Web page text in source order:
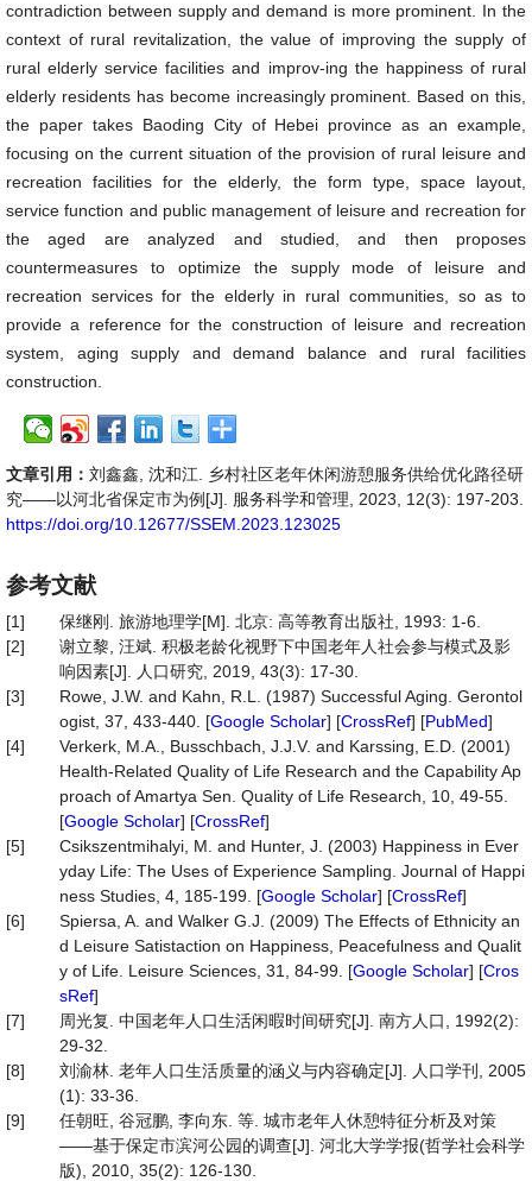
contradiction between supply and demand is more prominent. In the
context of rural revitalization, the value of improving the supply of
rural elderly service facilities and improv-ing the happiness of rural
elderly residents has become increasingly prominent. Based on this,
the paper takes Baoding City of Hebei province as an example,
focusing on the current situation of the provision of rural leisure and
recreation facilities for the elderly, the form type, space layout,
service function and public management of leisure and recreation for
the aged are analyzed and studied, and then proposes
countermeasures to optimize the supply mode of leisure and
recreation services for the elderly in rural communities, so as to
provide a reference for the construction of leisure and recreation
system, aging supply and demand balance and rural facilities
construction.
文章引用： 刘鑫鑫, 沈和江. 乡村社区老年休闲游憩服务供给优化路径研
究——以河北省保定市为例[J]. 服务科学和管理, 2023, 12(3): 197-203.
https://doi.org/10.12677/SSEM.2023.123025
参考文献
[1]
保继刚. 旅游地理学[M]. 北京: 高等教育出版社, 1993: 1-6.
[2]
谢立黎, 汪斌. 积极老龄化视野下中国老年人社会参与模式及影
响因素[J]. 人口研究, 2019, 43(3): 17-30.
[3]
Rowe, J.W. and Kahn, R.L. (1987) Successful Aging. Gerontol
ogist, 37, 433-440. [Google Scholar] [CrossRef] [PubMed]
[4]
Verkerk, M.A., Busschbach, J.J.V. and Karssing, E.D. (2001)
Health-Related Quality of Life Research and the Capability Ap
proach of Amartya Sen. Quality of Life Research, 10, 49-55.
[Google Scholar] [CrossRef]
[5]
Csikszentmihalyi, M. and Hunter, J. (2003) Happiness in Ever
yday Life: The Uses of Experience Sampling. Journal of Happi
ness Studies, 4, 185-199. [Google Scholar] [CrossRef]
[6]
Spiersa, A. and Walker G.J. (2009) The Effects of Ethnicity an
d Leisure Satistaction on Happiness, Peacefulness and Qualit
y of Life. Leisure Sciences, 31, 84-99. [Google Scholar] [Cros
sRef]
[7]
周光复. 中国老年人口生活闲暇时间研究[J]. 南方人口, 1992(2):
29-32.
[8]
刘渝林. 老年人口生活质量的涵义与内容确定[J]. 人口学刊, 2005
(1): 33-36.
[9]
任朝旺, 谷冠鹏, 李向东. 等. 城市老年人休憩特征分析及对策
——基于保定市滨河公园的调查[J]. 河北大学学报(哲学社会科学
版), 2010, 35(2): 126-130.